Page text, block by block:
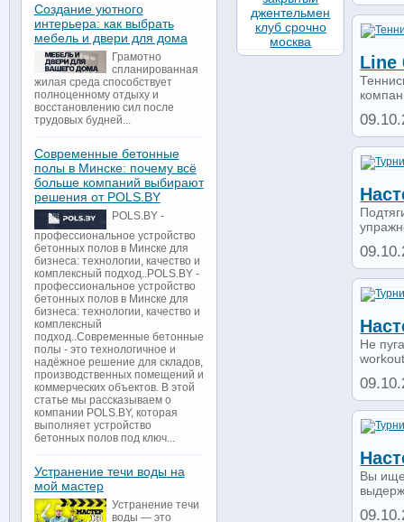
Line
Не
Вы
Создание уютного
интерьера: как выбрать
мебель и двери для дома
Грамотно
спланированная
жилая среда способствует
полноценному отдыху и
восстановлению сил после
трудовых будней...
Современные бетонные
полы в Минске: почему всё
больше компаний выбирают
решения от POLS.BY
POLS.BY -
профессиональное устройство
бетонных полов в Минске для
бизнеса: технологии, качество и
комплексный подход..POLS.BY -
профессиональное устройство
бетонных полов в Минске для
бизнеса: технологии, качество и
комплексный
подход..Современные бетонные
полы - это технологичное и
надёжное решение для складов,
производственных помещений и
коммерческих объектов. В этой
статье мы рассказываем о
компании POLS.BY, которая
выполняет устройство
бетонных полов под ключ...
Устранение течи воды на
мой мастер
Устранение течи
воды — это